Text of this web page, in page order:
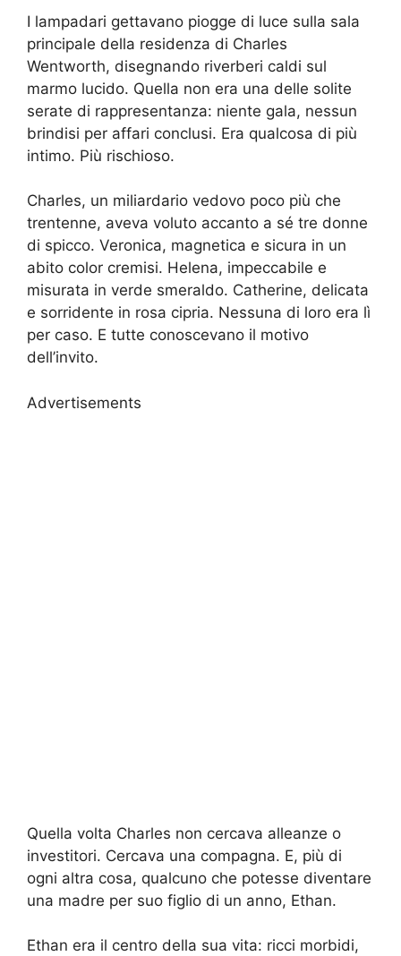
I lampadari gettavano piogge di luce sulla sala
principale della residenza di Charles
Wentworth, disegnando riverberi caldi sul
marmo lucido. Quella non era una delle solite
serate di rappresentanza: niente gala, nessun
brindisi per affari conclusi. Era qualcosa di più
intimo. Più rischioso.
Charles, un miliardario vedovo poco più che
trentenne, aveva voluto accanto a sé tre donne
di spicco. Veronica, magnetica e sicura in un
abito color cremisi. Helena, impeccabile e
misurata in verde smeraldo. Catherine, delicata
e sorridente in rosa cipria. Nessuna di loro era lì
per caso. E tutte conoscevano il motivo
dell’invito.
Advertisements
Quella volta Charles non cercava alleanze o
investitori. Cercava una compagna. E, più di
ogni altra cosa, qualcuno che potesse diventare
una madre per suo figlio di un anno, Ethan.
Ethan era il centro della sua vita: ricci morbidi,